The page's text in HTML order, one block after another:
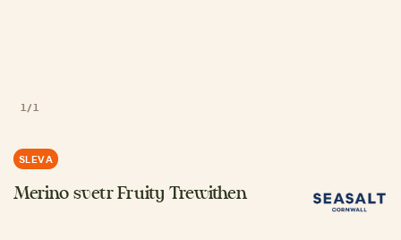
1 / 1
SLEVA
Merino svetr Fruity Trewithen